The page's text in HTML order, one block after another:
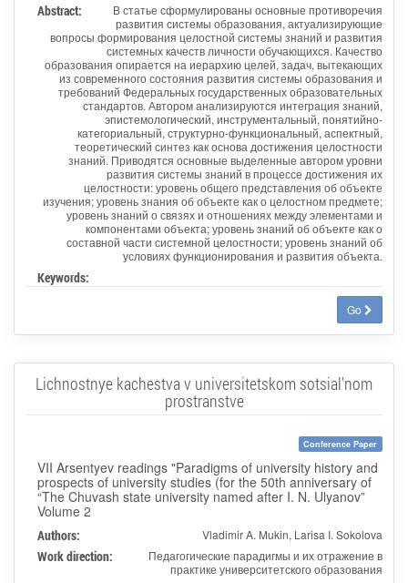
Abstract:
В статье сформулированы основные противоречия
развития системы образования, актуализирующие
вопросы формирования целостной системы знаний и развития
системных качеств личности обучающихся. Качество
образования опирается на иерархию целей, задач, вытекающих
из современного состояния развития системы образования и
требований Федеральных государственных образовательных
стандартов. Автором анализируются интеграция знаний,
эпистемологический, инструментальный, понятийно-
категориальный, структурно-функциональный, аспектный,
теоретический синтез как основа достижения целостности
знаний. Приводятся основные выделенные автором уровни
развития системы знаний в процессе достижения их
целостности: уровень общего представления об объекте
изучения; уровень знания об объекте как о целостном предмете;
уровень знаний о связях и отношениях между элементами и
компонентами объекта; уровень знаний об объекте как о
составной части системной целостности; уровень знаний об
условиях функционирования и развития объекта.
Keywords:
Go
Lichnostnye kachestva v universitetskom sotsial'nom
prostranstve
Conference Paper
VII Arsentyev readings "Paradigms of university history and
prospects of university studies (for the 50th anniversary of
“The Chuvash state university named after I. N. Ulyanov”
Volume 2
Authors: Vladimir A. Mukin, Larisa I. Sokolova
Work direction:
Педагогические парадигмы и их отражение в
практике университетского образования